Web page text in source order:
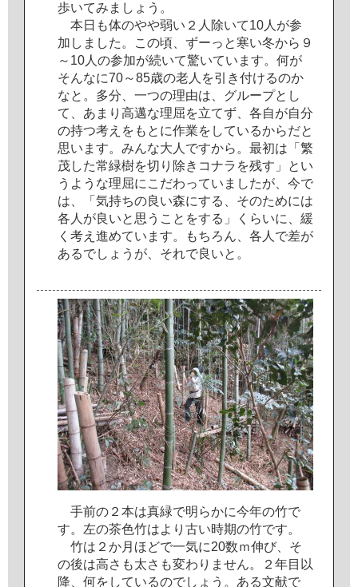
歩いてみ ま し ょ う 。
本 日 も体のやや弱い ２ 人 除いて10 人 が参
加 し ま した 。 こ の頃 ずーっ と 寒い冬から ９
～ 10 人 の参加が続いて驚いてい ま す。 何が
そんなに70～85歳の老 人 を引 き付けるのか
なと 。 多分 一つの理由は グループと し
て
あ ま り 高邁な理屈を立てず 各自が自分
の持つ考え を も と に作業を しているからだと
思い ま す。 みんな大 人 ですから 。 最初は 「 繁
茂した常緑樹を切 り 除き コナラ を残す 」 と い
う よ う な理屈に こ だわってい ま したが 今で
は
「 気持ちの良 い森にする そのためには
各 人 が良 いと 思 う こ と をする 」 く らいに
緩
く 考え 進めてい ま す。 もちろ ん 各 人 で差が
あるでし ょ う が それで良 いと 。
手前の ２ 本は真緑で明 らかに今年の竹で
す。 左の茶色竹はよ り 古い時期の竹です。
竹は ２ か月 ほ どで一気に20数ｍ伸び
そ
の後は高さ も太さ も変わ り ま せん。 ２ 年目 以
降
何を しているのでし ょ う 。 ある文献で